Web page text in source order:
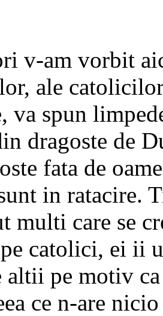
v-am vorbit
ale
va spun
dragoste de
fata de
in ratacire.
multi care se
catolici, ei ii
altii pe motiv
ce n-are